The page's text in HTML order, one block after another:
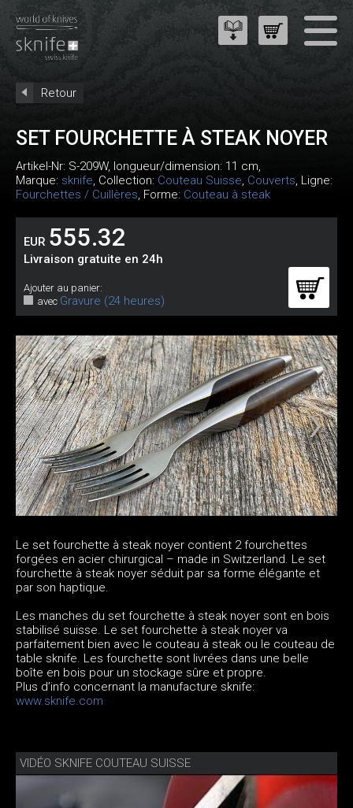
Retour
SET FOURCHETTE À STEAK NOYER
Artikel-Nr: S-209W, longueur/dimension: 11 cm,
Marque: sknife, Collection: Couteau Suisse, Couverts, Ligne:
Fourchettes / Cuillères, Forme: Couteau à steak
EUR 555.32
Livraison gratuite en 24h
Ajouter au panier:
avec Gravure (24 heures)
Le set fourchette à steak noyer contient 2 fourchettes
forgées en acier chirurgical – made in Switzerland. Le set
fourchette à steak noyer séduit par sa forme élégante et
par son haptique.
Les manches du set fourchette à steak noyer sont en bois
stabilisé suisse. Le set fourchette à steak noyer va
parfaitement bien avec le couteau à steak ou le couteau de
table sknife. Les fourchette sont livrées dans une belle
boîte en bois pour un stockage sûre et propre.
Plus d’info concernant la manufacture sknife:
www.sknife.com
VIDÉO SKNIFE COUTEAU SUISSE